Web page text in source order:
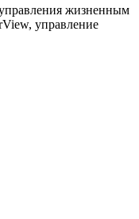
жизненным
управление